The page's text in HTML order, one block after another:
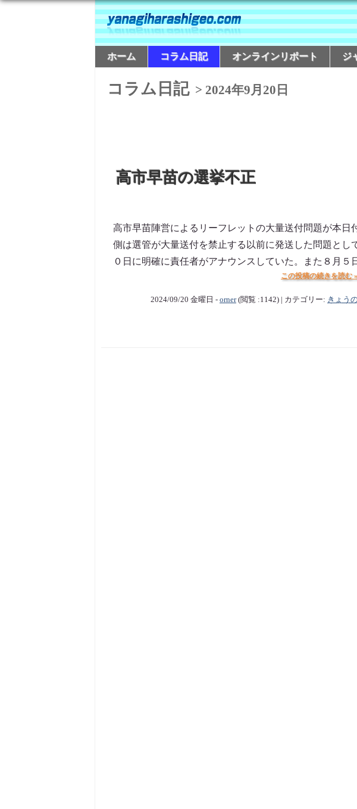
ホーム コラム日記 オンラインリポート ジ
コラム日記> 2024年9月20日
高市早苗の選挙不正
高市早苗陣営によるリーフレットの大量送付問題が本日
側は選管が大量送付を禁止する以前に発送した問題とし
０日に明確に責任者がアナウンスしていた。また８月５
この投稿の続きを読む »
2024/09/20 金曜日 - orner(閲覧 :1142) | カテゴリー: きょう